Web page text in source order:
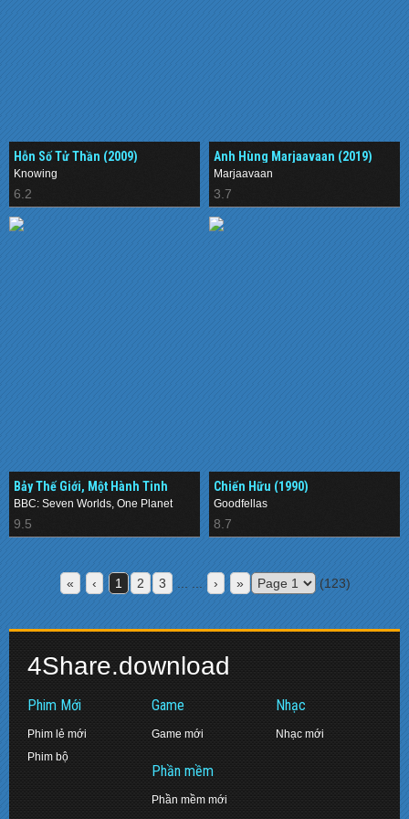
Hỗn Số Tử Thần (2009)
Knowing
6.2
Anh Hùng Marjaavaan (2019)
Marjaavaan
3.7
Bảy Thế Giới, Một Hành Tinh
(2019–)
BBC: Seven Worlds, One Planet
9.5
Chiến Hữu (1990)
Goodfellas
8.7
« ‹ 1 2 3 › » (123)
4Share.download
Phim Mới
Phim lẻ mới
Phim bộ
Game
Game mới
Phần mềm
Phần mềm mới
Nhạc
Nhạc mới